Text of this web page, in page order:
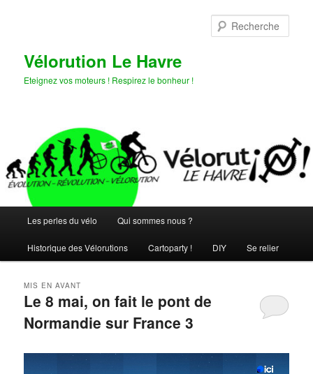
Vélorution Le Havre
Eteignez vos moteurs ! Respirez le bonheur !
principal
Les perles du vélo Qui sommes nous ?
Historique des Vélorutions Cartoparty ! DIY Se relier
Le 8 mai, on fait le pont de
Normandie sur France 3
MIS EN AVANT